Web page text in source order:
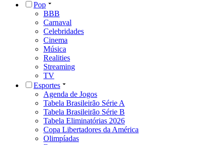
Pop
BBB
Carnaval
Celebridades
Cinema
Música
Realities
Streaming
TV
Esportes
Agenda de Jogos
Tabela Brasileirão Série A
Tabela Brasileirão Série B
Tabela Eliminatórias 2026
Copa Libertadores da América
Olimpíadas